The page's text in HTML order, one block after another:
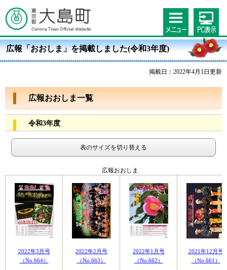
広報「おおしま」を掲載しました(令和3年度)
掲載日：2022年4月1日更新
広報おおしま一覧
令和3年度
表のサイズを切り替える
広報おおしま
2022年3月号
（No.664）
2022年2月号
（No.663）
2022年1月号
（No.662）
2021年12月号
（No.661）